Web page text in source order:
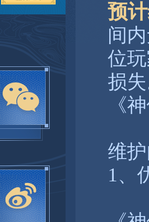
预
间
位
损
《
维
1、